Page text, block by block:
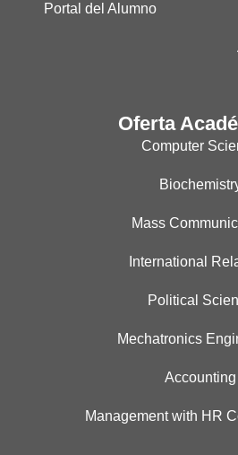
Portal del Alumno
Oferta
Computer
Mass
International
Political
Mechatronics
Accounting
Management with HR